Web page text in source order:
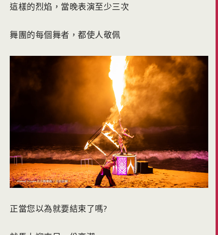
這樣的烈焰，當晚表演至少三次
舞團的每個舞者，都使人敬佩
正當您以為就要結束了嗎?